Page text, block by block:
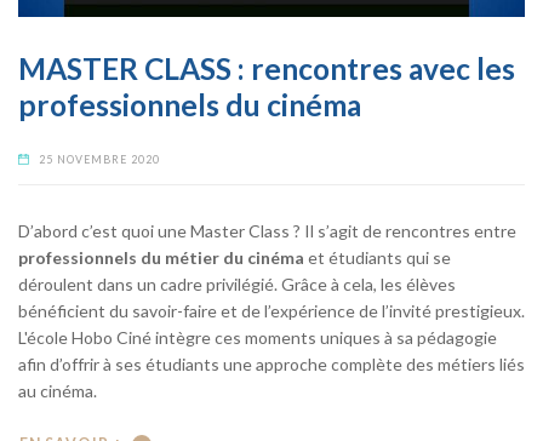
MASTER CLASS : rencontres avec les
professionnels du cinéma
25 NOVEMBRE 2020
D’abord c’est quoi une Master Class ? Il s’agit de rencontres entre
professionnels du métier du cinéma et étudiants qui se
déroulent dans un cadre privilégié. Grâce à cela, les élèves
bénéficient du savoir-faire et de l’expérience de l’invité prestigieux.
L'école Hobo Ciné intègre ces moments uniques à sa pédagogie
afin d’offrir à ses étudiants une approche complète des métiers liés
au cinéma.